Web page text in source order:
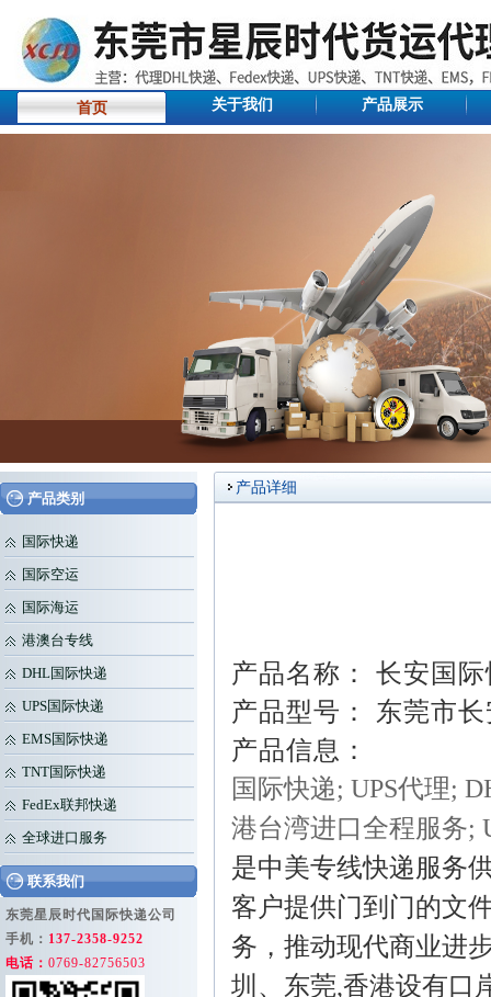
首页 关于我们 产品展示
产品类别
国际快递
国际空运
国际海运
港澳台专线
DHL国际快递
UPS国际快递
EMS国际快递
TNT国际快递
FedEx联邦快递
全球进口服务
联系我们
东莞星辰时代国际快递公司
手机： 137-2358-9252
电话： 0769-82756503
产品详细
产品名称： 长安国
产品型号： 东莞市
产品信息：
国际快递; UPS代理;
港台湾进口全程服务;
是中美专线快递服务
客户提供门到门的文
务，推动现代商业进
圳、东莞,香港设有口